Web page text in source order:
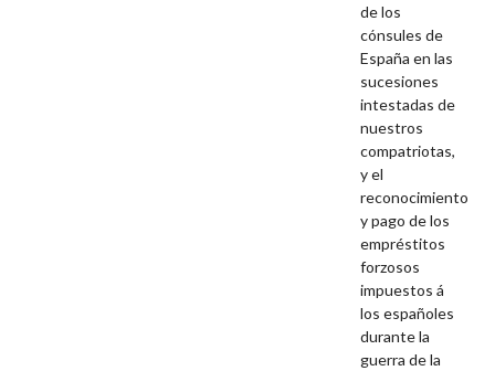
de los
cónsules de
España en las
sucesiones
intestadas de
nuestros
compatriotas,
y el
reconocimiento
y pago de los
empréstitos
forzosos
impuestos á
los españoles
durante la
guerra de la